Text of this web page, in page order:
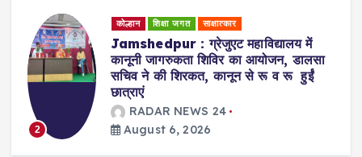
3
कोल्हान धर्म समाज शिक्षा जगत
Badajamda : बड़ा जामदा क्षेत्र में टाटा
स्टील के सहयोग व दयानंद एंग्लो वैदिक संस्था
के संचालन में डीएवी स्कूल खोले जाने की मांग
RADAR NEWS 24
August 6, 2026